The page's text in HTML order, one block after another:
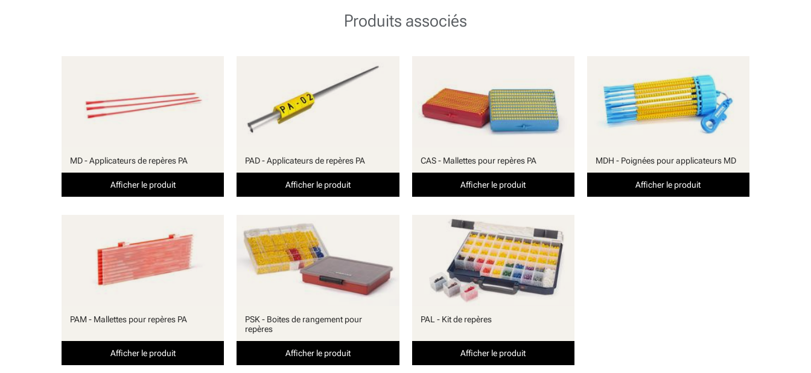
Produits associés
MD - Applicateurs de repères PA
Afficher le produit
PAD - Applicateurs de repères PA
Afficher le produit
CAS - Mallettes pour repères PA
Afficher le produit
MDH - Poignées pour applicateurs MD
Afficher le produit
PAM - Mallettes pour repères PA
Afficher le produit
PSK - Boites de rangement pour
repères
Afficher le produit
PAL - Kit de repères
Afficher le produit